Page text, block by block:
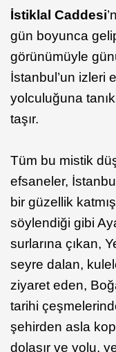
İstiklal Caddesi
gün boyunca
görünümüyle
İstanbul’un izleri
yolculuğuna
taşır.
Tüm bu mistik
efsaneler,
bir güzellik
söylendiği gibi
surlarına çıkan,
seyre dalan,
ziyaret eden,
tarihi
şehirden asla
dolaşır ve yolu,